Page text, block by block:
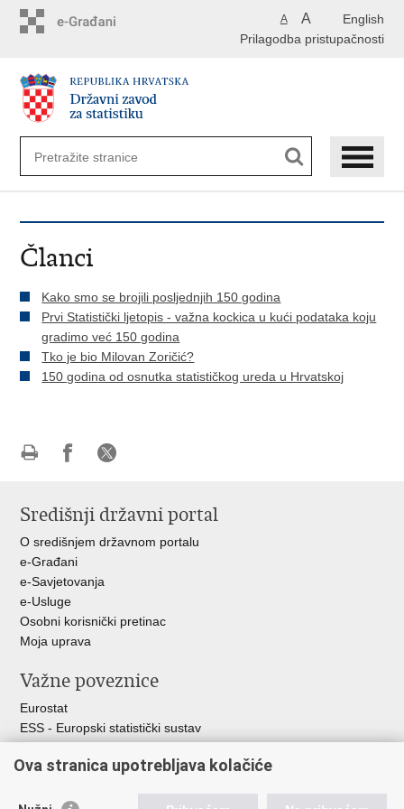
English
A A
Prilagodba pristupačnosti
Članci
Kako smo se brojili posljednjih 150 godina
Prvi Statistički ljetopis - važna kockica u kući podataka koju
gradimo već 150 godina
Tko je bio Milovan Zoričić?
150 godina od osnutka statističkog ureda u Hrvatskoj
Facebooku
X-
Središnji državni portal
O središnjem državnom portalu
e-Građani
e-Savjetovanja
e-Usluge
Osobni korisnički pretinac
Moja uprava
Važne poveznice
Eurostat
ESS - Europski statistički sustav
Statistički savjet Republike Hrvatske
Ova stranica upotrebljava kolačiće